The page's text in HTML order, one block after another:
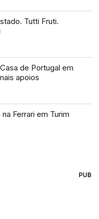
Tutti Fruti.
de Portugal em
apoios
Ferrari em Turim
PUB